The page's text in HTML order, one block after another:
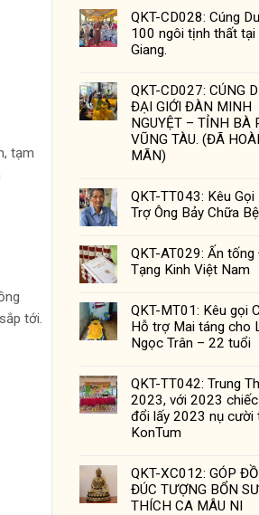
tạm
tới.
QKT-CD028: Cúng
100 ngôi tịnh thất tại
Giang.
QKT-CD027: CÚNG
ĐẠI GIỚI ĐÀN MINH
NGUYỆT – TỈNH BÀ
VŨNG TÀU. (ĐÃ
MÃN)
QKT-TT043: Kêu Gọi
Trợ Ông Bảy Chữa
QKT-AT029: Ấn tống
Tạng Kinh Việt Nam
QKT-MT01: Kêu gọi
Hỗ trợ Mai táng cho
Ngọc Trân – 22 tuổi
QKT-TT042: Trung
2023, với 2023
đổi lấy 2023 nụ cười
KonTum
QKT-XC012: GÓP
ĐÚC TƯỢNG BỔN SƯ
THÍCH CA MÂU NI